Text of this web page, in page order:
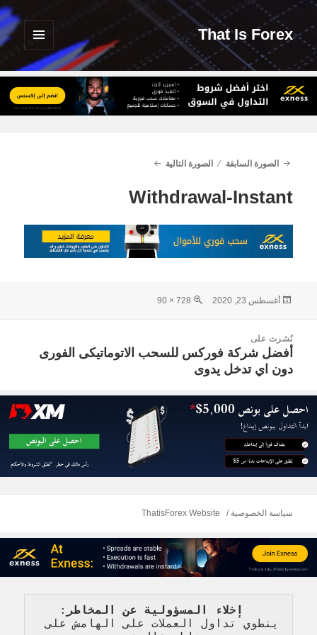
That Is Forex
القائمة
والودجات
الصورة السابقة الصورة التالية
Withdrawal-Instant
نُشرت
أغسطس 23, 2020
الحجم
728 × 90
المقالاتنُشرت على
أفضل شركة فوركس للسحب الاتوماتيكى الفورى
دون اي تدخل يدوى
سياسة الخصوصية ThatisForex Website
إخلاء المسؤولية عن المخاطر :
ينطوي تداول العملات على الهامش على